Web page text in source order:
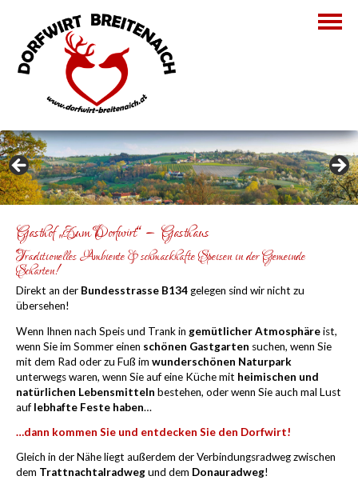
Gasthof „Zum Dorfwirt“ – Gasthaus
Traditionelles Ambiente & schmackhafte Speisen in der Gemeinde
Scharten!
Direkt an der Bundesstrasse B134gelegen sind wir nicht zu
übersehen!
Wenn Ihnen nach Speis und Trank in gemütlicher Atmosphäreist,
wenn Sie im Sommer einen schönen Gastgarten suchen, wenn Sie
mit dem Rad oder zu Fuß im wunderschönen Naturpark
unterwegs waren, wenn Sie auf eine Küche mit heimischen und
natürlichen Lebensmitteln bestehen, oder wenn Sie auch mal Lust
auf lebhafte Feste haben…
…dann kommen Sie und entdecken Sie den Dorfwirt!
Gleich in der Nähe liegt außerdem der Verbindungsradweg zwischen
dem Trattnachtalradwegund dem Donauradweg!